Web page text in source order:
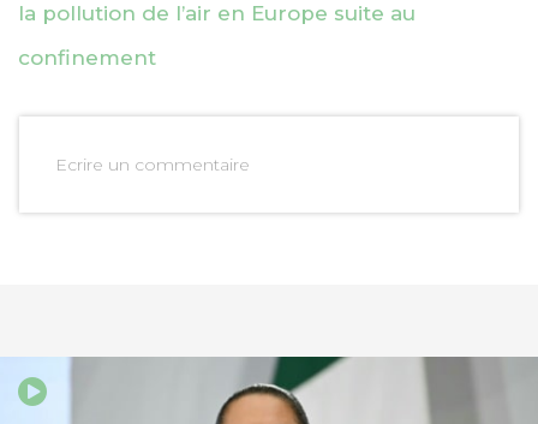
la pollution de l’air en Europe suite au
confinement
Ecrire un commentaire